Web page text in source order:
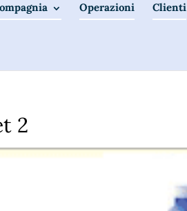
Operazioni Clienti
2